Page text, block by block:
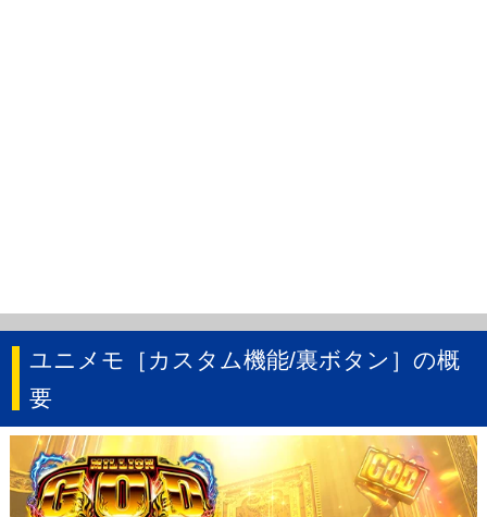
ユニメモ［カスタム機能/裏ボタン］の概
要